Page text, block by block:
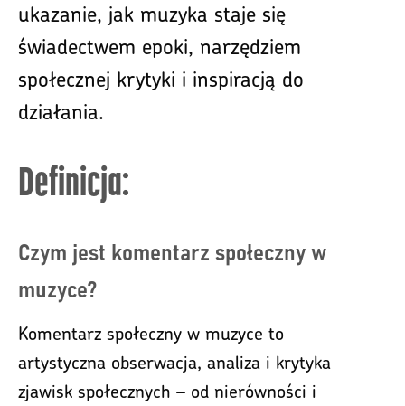
ukazanie, jak muzyka staje się
świadectwem epoki, narzędziem
społecznej krytyki i inspiracją do
działania.
Definicja:
Czym jest komentarz społeczny w
muzyce?
Komentarz społeczny w muzyce to
artystyczna obserwacja, analiza i krytyka
zjawisk społecznych – od nierówności i